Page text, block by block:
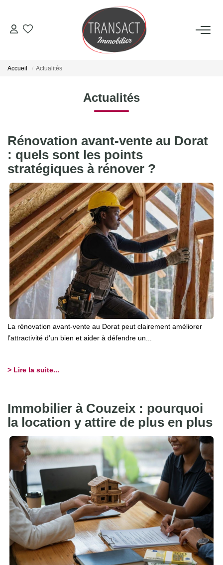
ACCUEIL
LOUER
ESTIMER
NOTRE AGENCE
Qui Sommes-Nous
Nos Actualités
CONTACT
Accueil Actualités
Actualités
Rénovation avant-vente au Dorat
: quels sont les points
stratégiques à rénover ?
La rénovation avant-vente au Dorat peut clairement améliorer
l’attractivité d’un bien et aider à défendre un...
> Lire la suite...
Immobilier à Couzeix : pourquoi
la location y attire de plus en plus